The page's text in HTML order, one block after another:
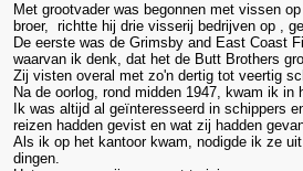
Met grootvader was begonnen met vissen
broer, richtte hij drie visserij bedrijven op ,
De eerste was de Grimsby and East Coast
waarvan ik denk, dat het de Butt Brothers
Zij visten overal met zo'n dertig tot veertig
Na de oorlog, rond midden 1947, kwam ik in
Ik was altijd al geïnteresseerd in schippers
reizen hadden gevist en wat zij hadden
Als ik op het kantoor kwam, nodigde ik ze
dingen.